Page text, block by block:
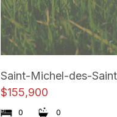
Saint-Michel-des-
$155,900
0 0